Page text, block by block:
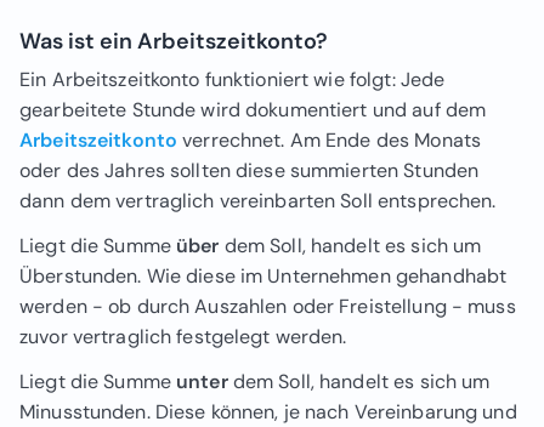
Was ist ein Arbeitszeitkonto?
Ein Arbeitszeitkonto funktioniert wie folgt: Jede
gearbeitete Stunde wird dokumentiert und auf dem
Arbeitszeitkonto verrechnet. Am Ende des Monats
oder des Jahres sollten diese summierten Stunden
dann dem vertraglich vereinbarten Soll entsprechen.
Liegt die Summe über dem Soll, handelt es sich um
Überstunden. Wie diese im Unternehmen gehandhabt
werden - ob durch Auszahlen oder Freistellung - muss
zuvor vertraglich festgelegt werden.
Liegt die Summe unterdem Soll, handelt es sich um
Minusstunden. Diese können, je nach Vereinbarung und